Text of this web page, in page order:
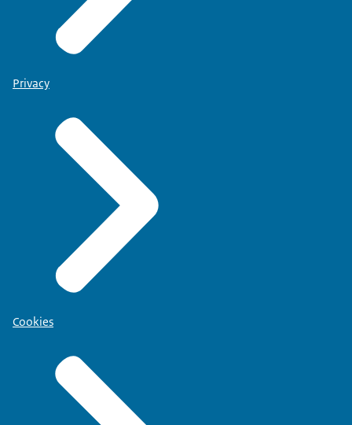
Privacy
Cookies